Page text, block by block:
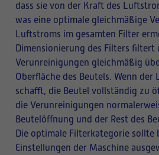
dass sie von der Kraft des
was eine optimale gleichmäßige
Luftstroms im gesamten Filter
Dimensionierung des Filters filtert
Verunreinigungen gleichmäßig
Oberfläche des Beutels. Wenn
schafft, die Beutel vollständig zu
die Verunreinigungen
Beutelöffnung und der Rest des
Die optimale Filterkategorie sollte
Einstellungen der Maschine